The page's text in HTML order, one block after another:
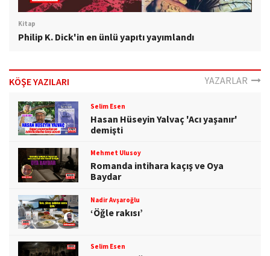
Kitap
Philip K. Dick'in en ünlü yapıtı yayımlandı
KÖŞE YAZILARI YAZARLAR
Selim Esen
Hasan Hüseyin Yalvaç 'Acı yaşanır'
demişti
Mehmet Ulusoy
Romanda intihara kaçış ve Oya
Baydar
Nadir Avşaroğlu
‘Öğle rakısı’
Selim Esen